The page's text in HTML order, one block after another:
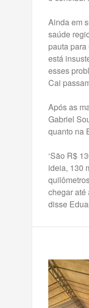
Ainda em
saúde
pauta
está
esses
Cai
Após as
Gabriel
quanto na
‘São R$
ideia, 130
chegar até
disse